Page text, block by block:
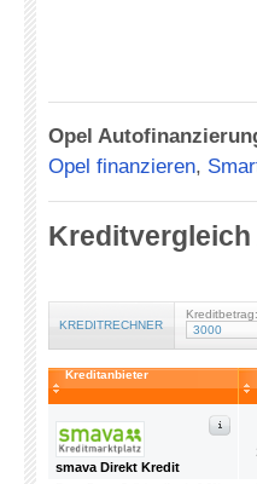
Opel
Opel finanzieren,
Kreditvergleich
KREDITRECHNER
Kreditbetrag:
Kreditanbieter
smava Direkt Kredit